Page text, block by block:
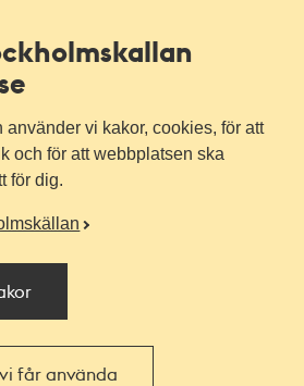
vi kakor, cookies, för att
och för att webbplatsen ska
för dig.
får använda